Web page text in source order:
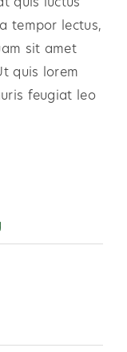
tempor lectus,
sit amet
quis lorem
feugiat leo